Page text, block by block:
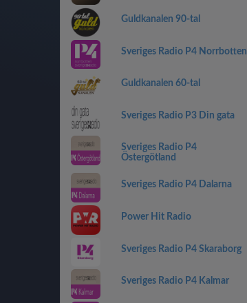
Guldkanalen 90-tal
Sveriges Radio P4 Norrbotten
Guldkanalen 60-tal
Sveriges Radio P3 Din gata
Sveriges Radio P4
Östergötland
Sveriges Radio P4 Dalarna
Power Hit Radio
Sveriges Radio P4 Skaraborg
Sveriges Radio P4 Kalmar